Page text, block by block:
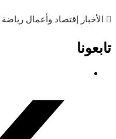
الأخبار إقتصاد وأعمال رياضة
تابعونا